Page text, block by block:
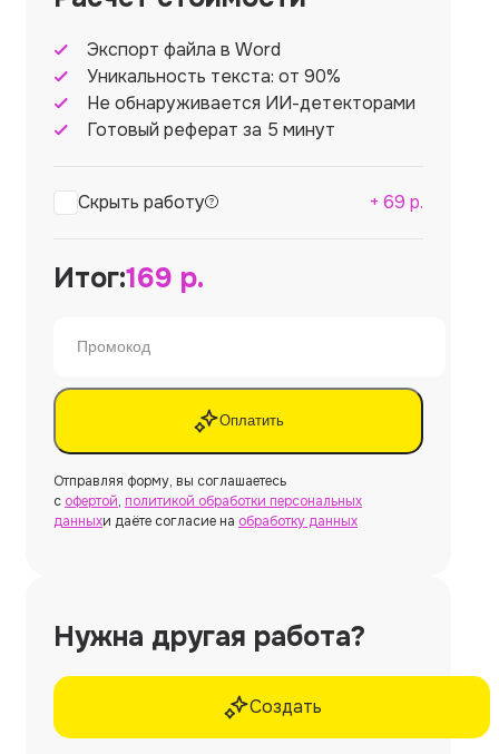
Экспорт файла в Word
Уникальность текста: от 90%
Не обнаруживается ИИ-детекторами
Готовый реферат за 5 минут
Скрыть работу + 69 р.
Итог:169 р.
Оплатить
Отправляя форму, вы соглашаетесь
с офертой, политикой обработки персональных
данныхи даёте согласие на обработку данных
Нужна другая работа?
Создать